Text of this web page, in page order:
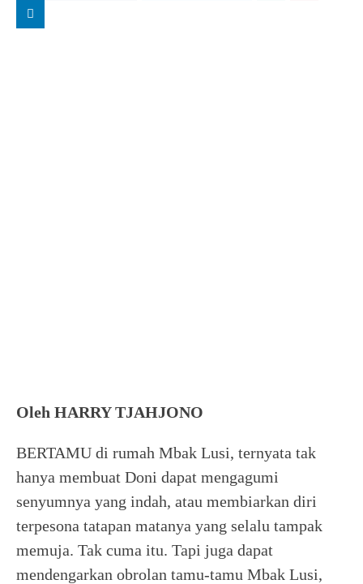
Oleh HARRY TJAHJONO
BERTAMU di rumah Mbak Lusi, ternyata tak
hanya membuat Doni dapat mengagumi
senyumnya yang indah, atau membiarkan diri
terpesona tatapan matanya yang selalu tampak
memuja. Tak cuma itu. Tapi juga dapat
mendengarkan obrolan tamu-tamu Mbak Lusi,